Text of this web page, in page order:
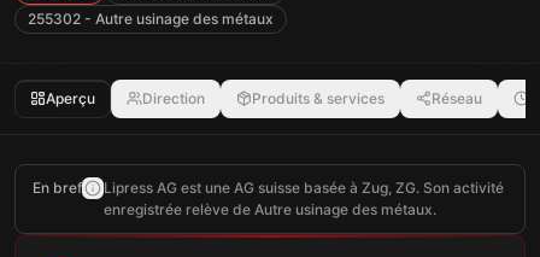
255302 - Autre usinage des métaux
Aperçu Direction Produits & services Réseau
En bref
Lipress AG est une AG suisse basée à Zug, ZG. Son activité
enregistrée relève de Autre usinage des métaux.